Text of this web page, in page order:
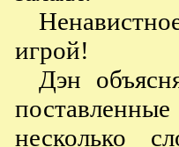
игрой!
Дэн
несколько